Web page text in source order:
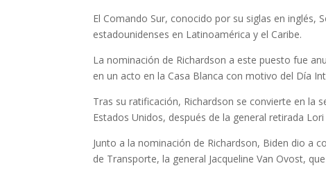
El Comando Sur, conocido por su siglas en inglés,
estadounidenses en Latinoamérica y el Caribe.
La nominación de Richardson a este puesto fue
en un acto en la Casa Blanca con motivo del Día
Tras su ratificación, Richardson se convierte en la
Estados Unidos, después de la general retirada
Junto a la nominación de Richardson, Biden dio a
de Transporte, la general Jacqueline Van Ovost,